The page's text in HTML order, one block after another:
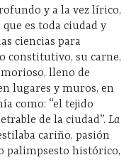
y a la vez lírico,
es toda ciudad y
ciencias para
constitutivo, su carne,
lleno de
lugares y muros, en
como: “el tejido
de la ciudad”. La
cariño, pasión
palimpsesto histórico,